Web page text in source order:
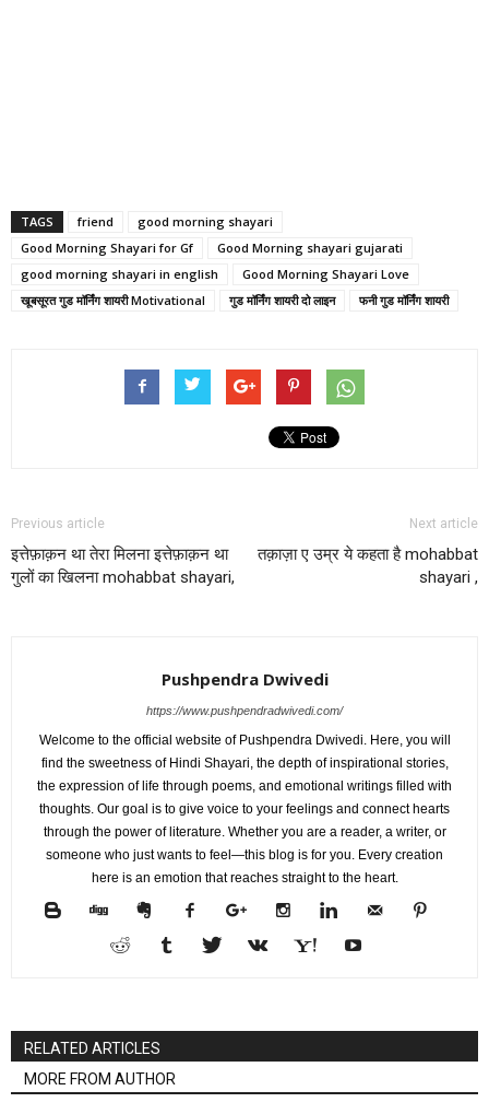
TAGS friend
good morning shayari
Good Morning Shayari for Gf
Good Morning shayari gujarati
good morning shayari in english
Good Morning Shayari Love
खूबसूरत गुड मॉर्निंग शायरी Motivational
गुड मॉर्निंग शायरी दो लाइन फनी गुड मॉर्निंग शायरी
Previous article
इत्तेफ़ाक़न था तेरा मिलना इत्तेफ़ाक़न था
गुलों का खिलना mohabbat shayari,
Next article
तक़ाज़ा ए उम्र ये कहता है mohabbat
shayari ,
Pushpendra Dwivedi
https://www.pushpendradwivedi.com/
Welcome to the official website of Pushpendra Dwivedi. Here, you will
find the sweetness of Hindi Shayari, the depth of inspirational stories,
the expression of life through poems, and emotional writings filled with
thoughts. Our goal is to give voice to your feelings and connect hearts
through the power of literature. Whether you are a reader, a writer, or
someone who just wants to feel—this blog is for you. Every creation
here is an emotion that reaches straight to the heart.
RELATED ARTICLES
MORE FROM AUTHOR